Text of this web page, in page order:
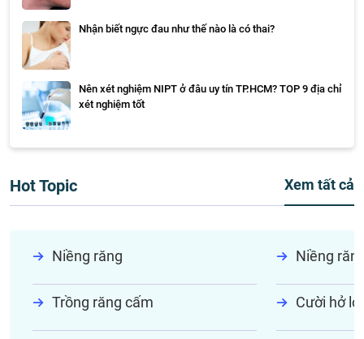
Nhận biết ngực đau như thế nào là có thai?
Nên xét nghiệm NIPT ở đâu uy tín TP.HCM? TOP 9 địa chỉ
xét nghiệm tốt
Hot Topic Xem tất cả
Niềng răng Niềng
Trồng răng cấm Cười hở lợi